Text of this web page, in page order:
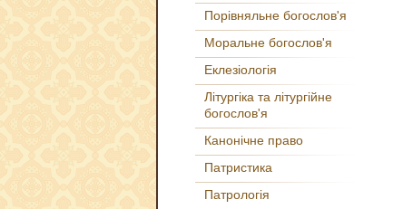
Порівняльне богослов'я
Моральне богослов'я
Еклезіологія
Літургіка та літургійне
богослов'я
Канонічне право
Патристика
Патрологія